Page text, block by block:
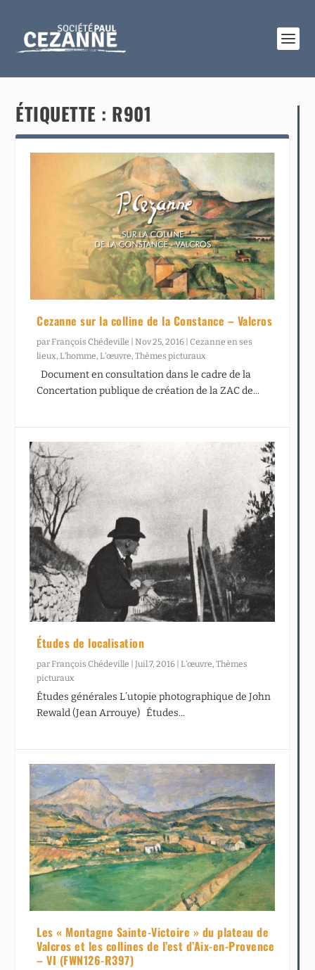
ÉTIQUETTE : R901
Cezanne sur la colline de la Constance – Valcros
par François Chédeville Nov 25, 2016 |Cezanne en ses
lieux L’homme L’œuvre ,Thèmes picturaux
Document en consultation dans le cadre de la
Concertation publique de création de la ZAC de...
Études de localisation
parFrançois Chédeville |Juil 7, 2016 |L’œuvre,Thèmes
picturaux
Études générales L’utopie photographique de John
Rewald (Jean Arrouye) Études...
Les « Montagne Sainte-Victoire » du plateau de
Valcros et les collines de l’est d’Aix-en-Provence
– VI (FWN126-R397)